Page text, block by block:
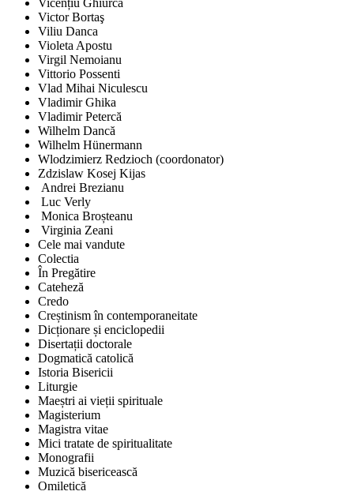
Vicențiu Ghiurca
Victor Bortaş
Viliu Danca
Violeta Apostu
Virgil Nemoianu
Vittorio Possenti
Vlad Mihai Niculescu
Vladimir Ghika
Vladimir Petercă
Wilhelm Dancă
Wilhelm Hünermann
Wlodzimierz Redzioch (coordonator)
Zdzislaw Kosej Kijas
Andrei Brezianu
Luc Verly
Monica Broșteanu
Virginia Zeani
Cele mai vandute
Colectia
În Pregătire
Cateheză
Credo
Creștinism în contemporaneitate
Dicționare și enciclopedii
Disertații doctorale
Dogmatică catolică
Istoria Bisericii
Liturgie
Maeștri ai vieții spirituale
Magisterium
Magistra vitae
Mici tratate de spiritualitate
Monografii
Muzică bisericească
Omiletică